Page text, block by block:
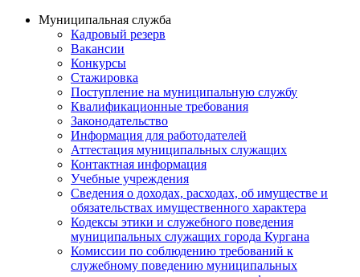
Муниципальная служба
Кадровый резерв
Вакансии
Конкурсы
Стажировка
Поступление на муниципальную службу
Квалификационные требования
Законодательство
Информация для работодателей
Аттестация муниципальных служащих
Контактная информация
Учебные учреждения
Сведения о доходах, расходах, об имуществе и
обязательствах имущественного характера
Кодексы этики и служебного поведения
муниципальных служащих города Кургана
Комиссии по соблюдению требований к
служебному поведению муниципальных